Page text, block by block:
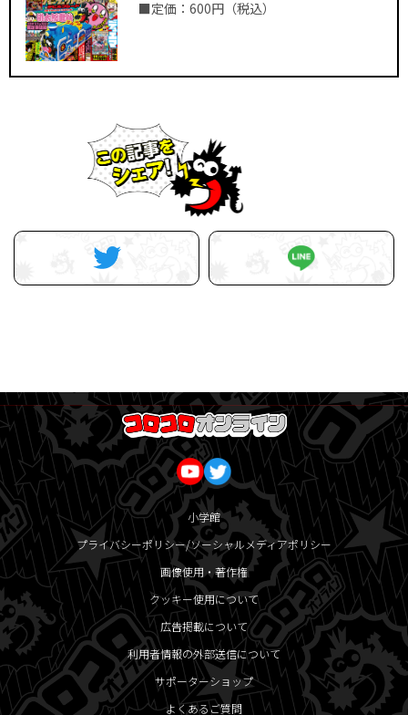
■定価：600円（税込）
小学館
プライバシーポリシー/ソーシャルメディアポリシー
画像使用・著作権
クッキー使用について
広告掲載について
利用者情報の外部送信について
サポーターショップ
よくあるご質問